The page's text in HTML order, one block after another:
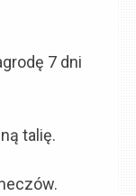
7 dni
talię.